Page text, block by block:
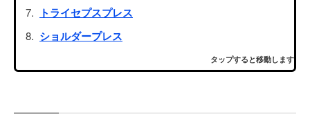
トライセプスプレス
ショルダープレス
タップすると移動します